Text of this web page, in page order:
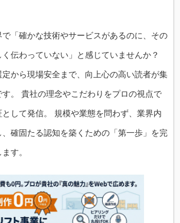
「確かな技術やサービスがあるのに、その
伝わっていない」と感じていませんか？
から現場安全まで、向上心の高い読者が集
す。 貴社の理念やこだわりをプロの視点で
して発信。 規模や業態を問わず、業界内
確固たる認知を築くための「第一歩」を完
す。